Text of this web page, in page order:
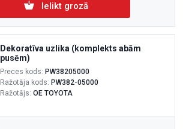
Ielikt grozā
Dekoratīva uzlika (komplekts abām
pusēm)
Preces kods: PW38205000
Ražotāja kods: PW382-05000
Ražotājs: OE TOYOTA